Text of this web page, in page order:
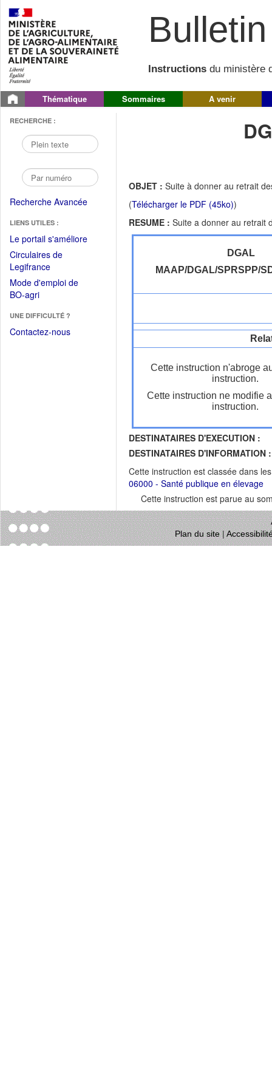
Instructions du ministère
Thématique Sommaires A venir
RECHERCHE :
Recherche Avancée
LIENS UTILES :
Le portail s'améliore(Fichier
Circulaires de
Legifrance(Ouvrir
dans
une
fenêtre)
Mode d'emploi de
BO-agri(Ouvrir
une
nouvelle
UNE DIFFICULTÉ ?
Contactez-nous
OBJET : Suite à donner au retrait
(Télécharger le PDF (45ko))
RESUME : Suite a donner au retrait
DGAL
MAAP/DGAL/SPRSPP/
Cette instruction n'abroge
instruction.
Cette instruction ne modifie
instruction.
DESTINATAIRES D'EXECUTION :
DESTINATAIRES D'INFORMATION :
Cette instruction est classée dans
06000 - Santé publique en élevage
Cette instruction est parue au
Plan du site|